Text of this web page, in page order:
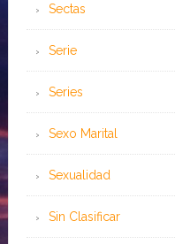
Sectas
Serie
Series
Sexo Marital
Sexualidad
Sin Clasificar